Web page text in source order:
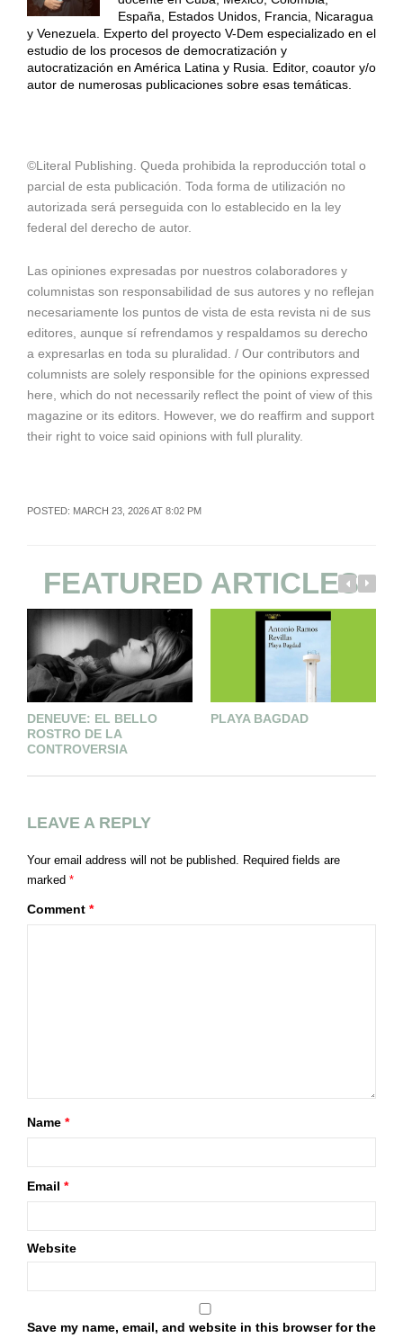
España, Estados Unidos, Francia, Nicaragua
y Venezuela. Experto del proyecto V-Dem especializado en el
estudio de los procesos de democratización y
autocratización en América Latina y Rusia. Editor, coautor y/o
autor de numerosas publicaciones sobre esas temáticas.
©Literal Publishing. Queda prohibida la reproducción total o
parcial de esta publicación. Toda forma de utilización no
autorizada será perseguida con lo establecido en la ley
federal del derecho de autor.
Las opiniones expresadas por nuestros colaboradores y
columnistas son responsabilidad de sus autores y no reflejan
necesariamente los puntos de vista de esta revista ni de sus
editores, aunque sí refrendamos y respaldamos su derecho
a expresarlas en toda su pluralidad. / Our contributors and
columnists are solely responsible for the opinions expressed
here, which do not necessarily reflect the point of view of this
magazine or its editors. However, we do reaffirm and support
their right to voice said opinions with full plurality.
POSTED: MARCH 23, 2026 AT 8:02 PM
FEATURED ARTICLES
DENEUVE: EL BELLO
ROSTRO DE LA
CONTROVERSIA
PLAYA BAGDAD
LEAVE A REPLY
Your email address will not be published. Required fields are
marked *
Comment *
Name *
Email *
Website
Save my name, email, and website in this browser for the